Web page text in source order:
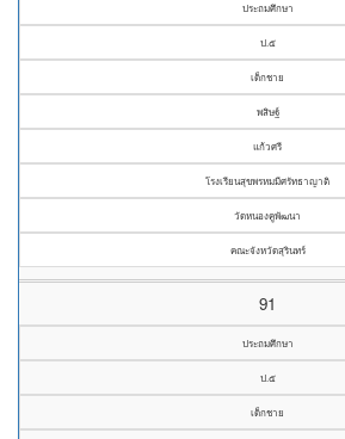
ประถมศึกษา
ป.๕
เด็กชาย
พสิษฐ์
แก้วศรี
โรงเรียนสุขพรหมมีศรัทธาญาติ
วัดหนองคูพัฒนา
คณะจังหวัดสุรินทร์
91
ประถมศึกษา
ป.๕
เด็กชาย